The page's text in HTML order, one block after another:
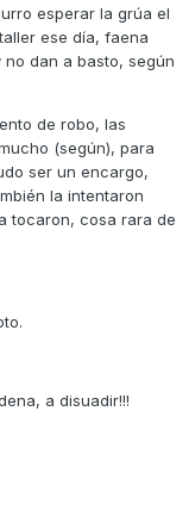
esperar la grúa el
ese día, faena
dan a basto, según
de robo, las
(según), para
ser un encargo,
la intentaron
tocaron, cosa rara de
a disuadir!!!